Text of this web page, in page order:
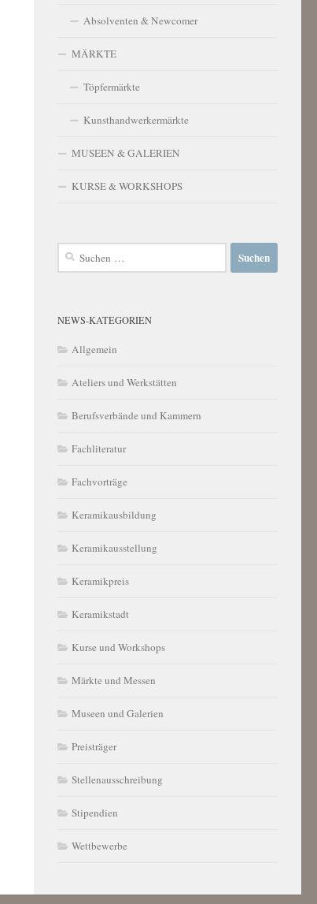
Absolventen & Newcomer
MÄRKTE
Töpfermärkte
Kunsthandwerkermärkte
MUSEEN & GALERIEN
KURSE & WORKSHOPS
Suchen
NEWS-KATEGORIEN
Allgemein
Ateliers und Werkstätten
Berufsverbände und Kammern
Fachliteratur
Fachvorträge
Keramikausbildung
Keramikausstellung
Keramikpreis
Keramikstadt
Kurse und Workshops
Märkte und Messen
Museen und Galerien
Preisträger
Stellenausschreibung
Stipendien
Wettbewerbe